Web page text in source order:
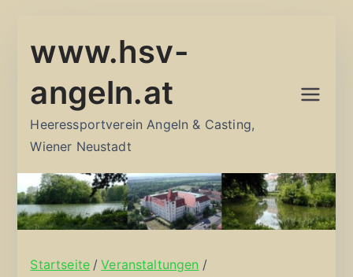
Inhalt
www.hsv-
angeln.at
Heeressportverein Angeln & Casting,
Wiener Neustadt
Startseite
Veranstaltungen